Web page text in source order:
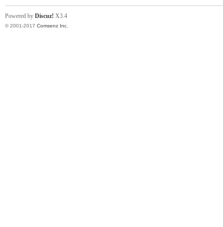
Powered by Discuz! X3.4
© 2001-2017 Comsenz Inc.